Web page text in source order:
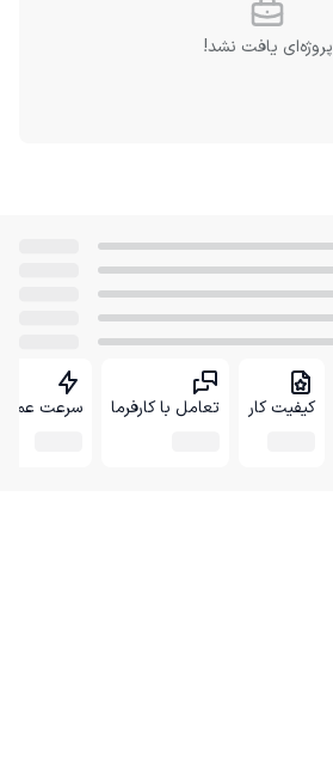
پروژه‌ای یافت نشد!
کیفیت کار تعامل با کارفرما سرعت عمل